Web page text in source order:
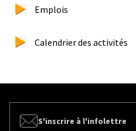
Emplois
Calendrier des activités
S'inscrire à l'infolettre